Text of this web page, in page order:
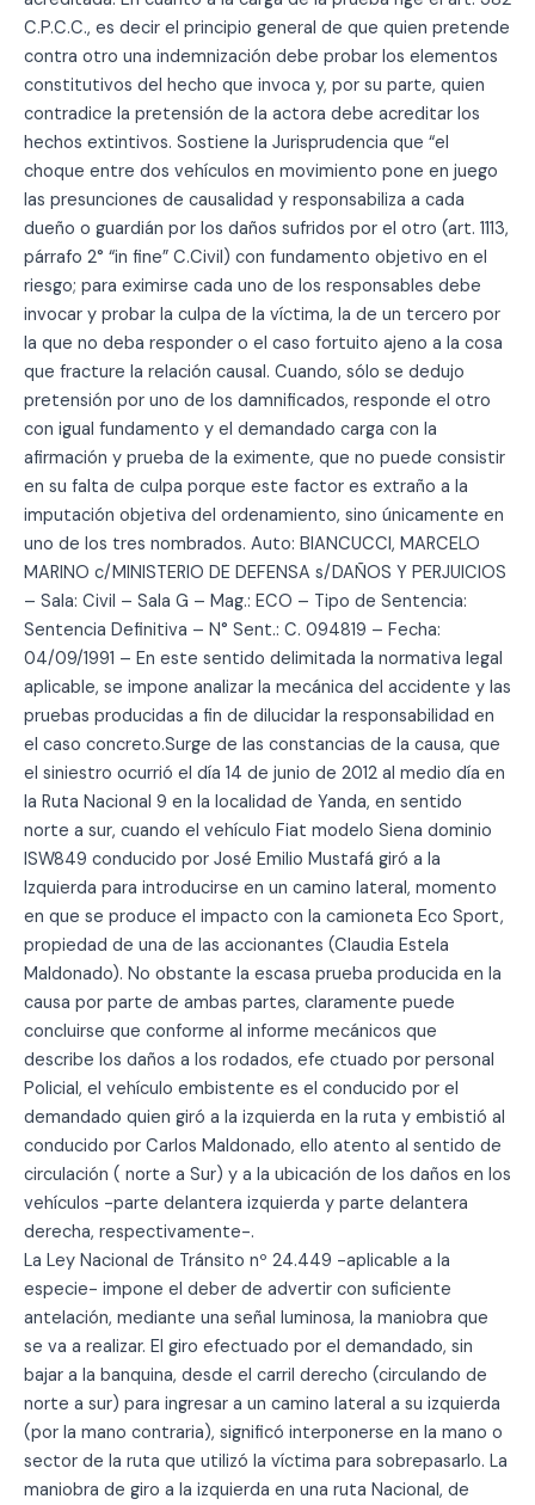
C.P.C.C., es decir el principio general de que quien pretende
contra otro una indemnización debe probar los elementos
constitutivos del hecho que invoca y, por su parte, quien
contradice la pretensión de la actora debe acreditar los
hechos extintivos. Sostiene la Jurisprudencia que “el
choque entre dos vehículos en movimiento pone en juego
las presunciones de causalidad y responsabiliza a cada
dueño o guardián por los daños sufridos por el otro (art. 1113,
párrafo 2° “in fine” C.Civil) con fundamento objetivo en el
riesgo; para eximirse cada uno de los responsables debe
invocar y probar la culpa de la víctima, la de un tercero por
la que no deba responder o el caso fortuito ajeno a la cosa
que fracture la relación causal. Cuando, sólo se dedujo
pretensión por uno de los damnificados, responde el otro
con igual fundamento y el demandado carga con la
afirmación y prueba de la eximente, que no puede consistir
en su falta de culpa porque este factor es extraño a la
imputación objetiva del ordenamiento, sino únicamente en
uno de los tres nombrados. Auto: BIANCUCCI, MARCELO
MARINO c/MINISTERIO DE DEFENSA s/DAÑOS Y PERJUICIOS
– Sala: Civil – Sala G – Mag.: ECO – Tipo de Sentencia:
Sentencia Definitiva – N° Sent.: C. 094819 – Fecha:
04/09/1991 – En este sentido delimitada la normativa legal
aplicable, se impone analizar la mecánica del accidente y las
pruebas producidas a fin de dilucidar la responsabilidad en
el caso concreto.Surge de las constancias de la causa, que
el siniestro ocurrió el día 14 de junio de 2012 al medio día en
la Ruta Nacional 9 en la localidad de Yanda, en sentido
norte a sur, cuando el vehículo Fiat modelo Siena dominio
ISW849 conducido por José Emilio Mustafá giró a la
Izquierda para introducirse en un camino lateral, momento
en que se produce el impacto con la camioneta Eco Sport,
propiedad de una de las accionantes (Claudia Estela
Maldonado). No obstante la escasa prueba producida en la
causa por parte de ambas partes, claramente puede
concluirse que conforme al informe mecánicos que
describe los daños a los rodados, efe ctuado por personal
Policial, el vehículo embistente es el conducido por el
demandado quien giró a la izquierda en la ruta y embistió al
conducido por Carlos Maldonado, ello atento al sentido de
circulación ( norte a Sur) y a la ubicación de los daños en los
vehículos -parte delantera izquierda y parte delantera
derecha, respectivamente-.
La Ley Nacional de Tránsito nº 24.449 -aplicable a la
especie- impone el deber de advertir con suficiente
antelación, mediante una señal luminosa, la maniobra que
se va a realizar. El giro efectuado por el demandado, sin
bajar a la banquina, desde el carril derecho (circulando de
norte a sur) para ingresar a un camino lateral a su izquierda
(por la mano contraria), significó interponerse en la mano o
sector de la ruta que utilizó la víctima para sobrepasarlo. La
maniobra de giro a la izquierda en una ruta Nacional, de